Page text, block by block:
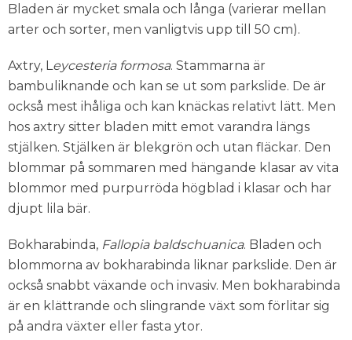
Bladen är mycket smala och långa (varierar mellan
arter och sorter, men vanligtvis upp till 50 cm).
Axtry, L eycesteria formosa. Stammarna är
bambuliknande och kan se ut som parkslide. De är
också mest ihåliga och kan knäckas relativt lätt. Men
hos axtry sitter bladen mitt emot varandra längs
stjälken. Stjälken är blekgrön och utan fläckar. Den
blommar på sommaren med hängande klasar av vita
blommor med purpurröda högblad i klasar och har
djupt lila bär.
Bokharabinda, Fallopia baldschuanica. Bladen och
blommorna av bokharabinda liknar parkslide. Den är
också snabbt växande och invasiv. Men bokharabinda
är en klättrande och slingrande växt som förlitar sig
på andra växter eller fasta ytor.